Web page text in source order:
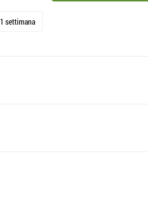
1 settimana